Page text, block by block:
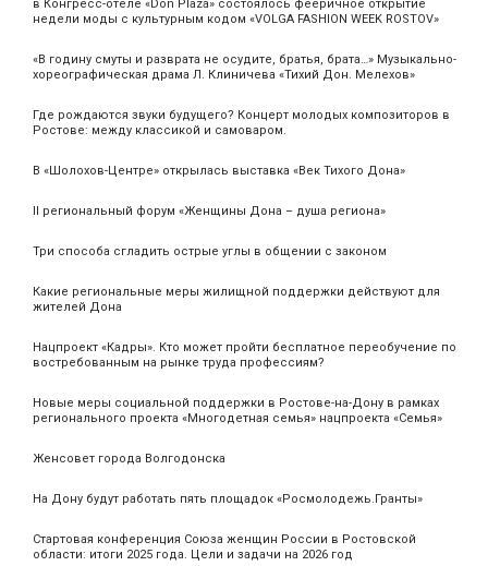
в Конгресс-отеле «Don Plaza» состоялось фееричное открытие
недели моды с культурным кодом «VOLGA FASHION WEEK ROSTOV»
«В годину смуты и разврата не осудите, братья, брата…» Музыкально-
хореографическая драма Л. Клиничева «Тихий Дон. Мелехов»
Где рождаются звуки будущего? Концерт молодых композиторов в
Ростове: между классикой и самоваром.
В «Шолохов-Центре» открылась выставка «Век Тихого Дона»
II региональный форум «Женщины Дона – душа региона»
Три способа сгладить острые углы в общении с законом
Какие региональные меры жилищной поддержки действуют для
жителей Дона
Нацпроект «Кадры». Кто может пройти бесплатное переобучение по
востребованным на рынке труда профессиям?
Новые меры социальной поддержки в Ростове-на-Дону в рамках
регионального проекта «Многодетная семья» нацпроекта «Семья»
Женсовет города Волгодонска
На Дону будут работать пять площадок «Росмолодежь.Гранты»
Стартовая конференция Союза женщин России в Ростовской
области: итоги 2025 года. Цели и задачи на 2026 год